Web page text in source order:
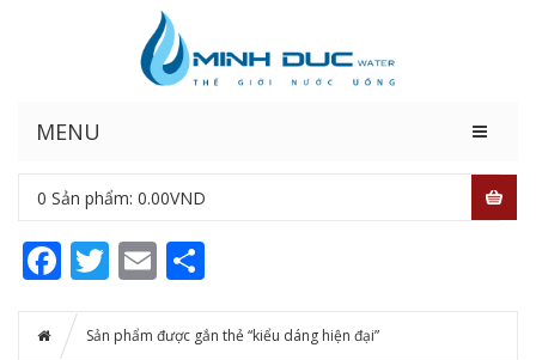
MENU
0 Sản phẩm: 0.00VND
Facebook
Twitter
Email
Sản phẩm được gắn thẻ “kiểu dáng hiện đại”